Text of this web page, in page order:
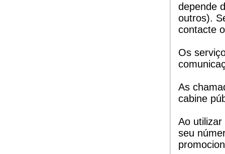
depende
outros).
contacte
Os
As
cabine
Ao
seu